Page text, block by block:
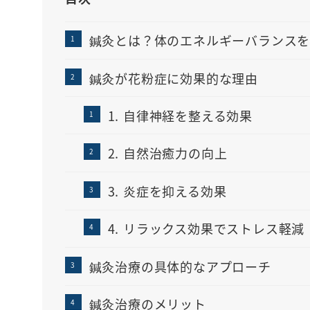
鍼灸とは？体のエネルギーバランス
鍼灸が花粉症に効果的な理由
1. 自律神経を整える効果
2. 自然治癒力の向上
3. 炎症を抑える効果
4. リラックス効果でストレス軽減
鍼灸治療の具体的なアプローチ
鍼灸治療のメリット